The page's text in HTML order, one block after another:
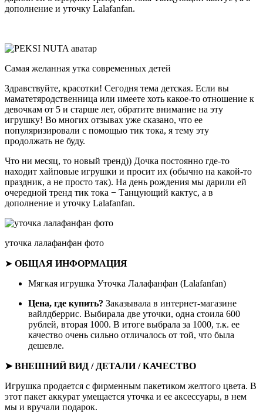
дополнение и уточку Lalafanfan.
Самая желанная утка современных детей
Здравствуйте, красотки! Сегодня тема детская. Если вы
маматетяродственница или имеете хоть какое-то отношение к
девочкам от 5 и старше лет, обратите внимание на эту
игрушку! Во многих отзывах уже сказано, что ее
популяризировали с помощью тик тока, я тему эту
продолжать не буду.
Что ни месяц, то новый тренд)) Дочка постоянно где-то
находит хайповые игрушки и просит их (обычно на какой-то
праздник, а не просто так). На день рождения мы дарили ей
очередной тренд тик тока − Танцующий кактус, а в
дополнение и уточку Lalafanfan.
уточка лалафанфан фото
➤ ОБЩАЯ ИНФОРМАЦИЯ
Мягкая игрушка Уточка Лалафанфан (Lalafanfan)
Цена, где купить? Заказывала в интернет-магазине
вайлдберрис. Выбирала две уточки, одна стоила 600
рублей, вторая 1000. В итоге выбрала за 1000, т.к. ее
качество очень сильно отличалось от той, что была
дешевле.
➤ ВНЕШНИЙ ВИД / ДЕТАЛИ / КАЧЕСТВО
Игрушка продается с фирменным пакетиком желтого цвета. В
этот пакет аккурат умещается уточка и ее аксессуары, в нем
мы и вручали подарок.